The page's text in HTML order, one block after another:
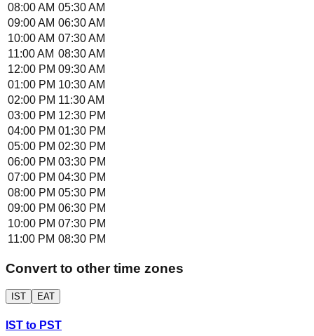
08:00 AM 05:30 AM
09:00 AM 06:30 AM
10:00 AM 07:30 AM
11:00 AM 08:30 AM
12:00 PM 09:30 AM
01:00 PM 10:30 AM
02:00 PM 11:30 AM
03:00 PM 12:30 PM
04:00 PM 01:30 PM
05:00 PM 02:30 PM
06:00 PM 03:30 PM
07:00 PM 04:30 PM
08:00 PM 05:30 PM
09:00 PM 06:30 PM
10:00 PM 07:30 PM
11:00 PM 08:30 PM
Convert to other time zones
IST EAT
IST to PST